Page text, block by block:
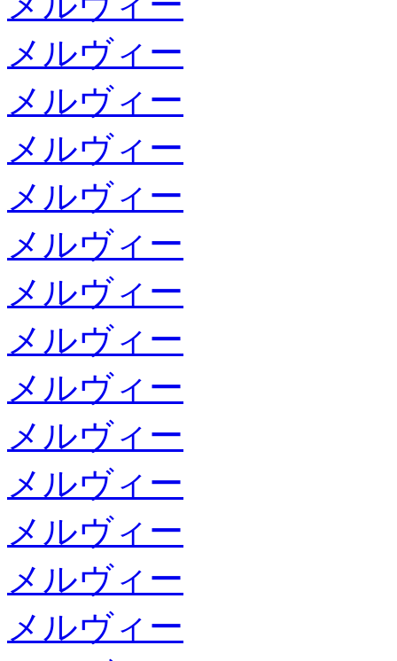
メルヴィー
メルヴィー
メルヴィー
メルヴィー
メルヴィー
メルヴィー
メルヴィー
メルヴィー
メルヴィー
メルヴィー
メルヴィー
メルヴィー
メルヴィー